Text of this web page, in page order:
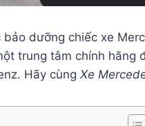
dưỡng chiếc xe
trung tâm chính
Hãy cùng Xe